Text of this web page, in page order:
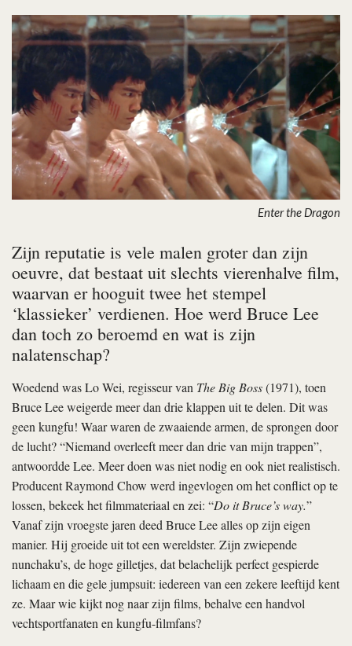
Enter the Dragon
Zijn reputatie is vele malen groter dan zijn
oeuvre, dat bestaat uit slechts vierenhalve film,
waarvan er hooguit twee het stempel
‘klassieker’ verdienen. Hoe werd Bruce Lee
dan toch zo beroemd en wat is zijn
nalatenschap?
Woedend was Lo Wei, regisseur van The Big Boss(1971), toen
Bruce Lee weigerde meer dan drie klappen uit te delen. Dit was
geen kungfu! Waar waren de zwaaiende armen, de sprongen door
de lucht? “Niemand overleeft meer dan drie van mijn trappen”,
antwoordde Lee. Meer doen was niet nodig en ook niet realistisch.
Producent Raymond Chow werd ingevlogen om het conflict op te
lossen, bekeek het filmmateriaal en zei: “Do it Bruce’s way.”
Vanaf zijn vroegste jaren deed Bruce Lee alles op zijn eigen
manier. Hij groeide uit tot een wereldster. Zijn zwiepende
nunchaku’s, de hoge gilletjes, dat belachelijk perfect gespierde
lichaam en die gele jumpsuit: iedereen van een zekere leeftijd kent
ze. Maar wie kijkt nog naar zijn films, behalve een handvol
vechtsportfanaten en kungfu-filmfans?